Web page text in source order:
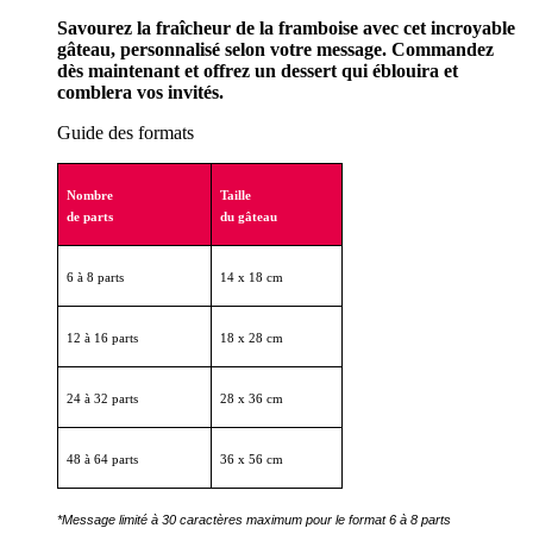
Savourez la fraîcheur de la framboise avec cet incroyable
gâteau, personnalisé selon votre message. Commandez
dès maintenant et offrez un dessert qui éblouira et
comblera vos invités.
Guide des formats
Nombre
de parts
Taille
du gâteau
6 à 8 parts 14 x 18 cm
12 à 16 parts 18 x 28 cm
24 à 32 parts 28 x 36 cm
48 à 64 parts 36 x 56 cm
*Message limité à 30 caractères maximum pour le format 6 à 8 parts